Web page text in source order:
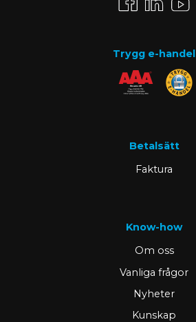
Trygg e-handel
Betalsätt
Faktura
Know-how
Om oss
Vanliga frågor
Nyheter
Kunskap